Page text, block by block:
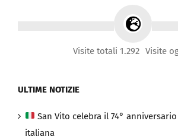
Visite totali 1.292 Visite
ULTIME NOTIZIE
San Vito celebra il 74°
italiana